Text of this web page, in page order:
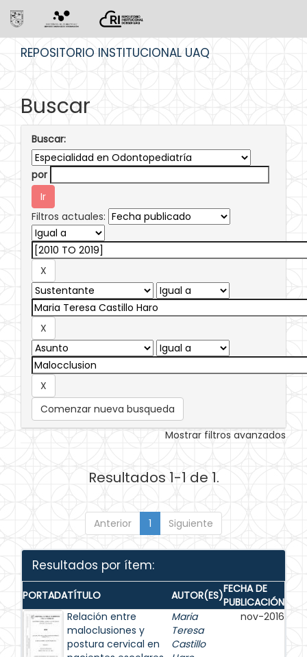
REPOSITORIO INSTITUCIONAL UAQ
Buscar
Buscar:
por
Filtros actuales:
Comenzar nueva busqueda
Mostrar filtros avanzados
Resultados 1-1 de 1.
Anterior 1 Siguiente
Resultados por ítem:
PORTADATÍTULO AUTOR(ES)FECHA DE
PUBLICACIÓN
Relación entre
maloclusiones y
postura cervical en
Maria
Teresa
Castillo
nov-2016